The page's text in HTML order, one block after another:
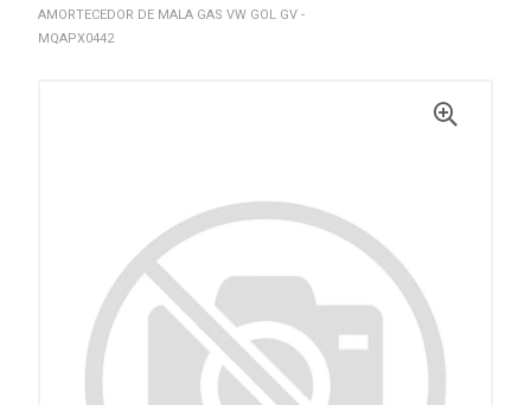
AMORTECEDOR DE MALA GAS VW GOL GV -
MQAPX0442